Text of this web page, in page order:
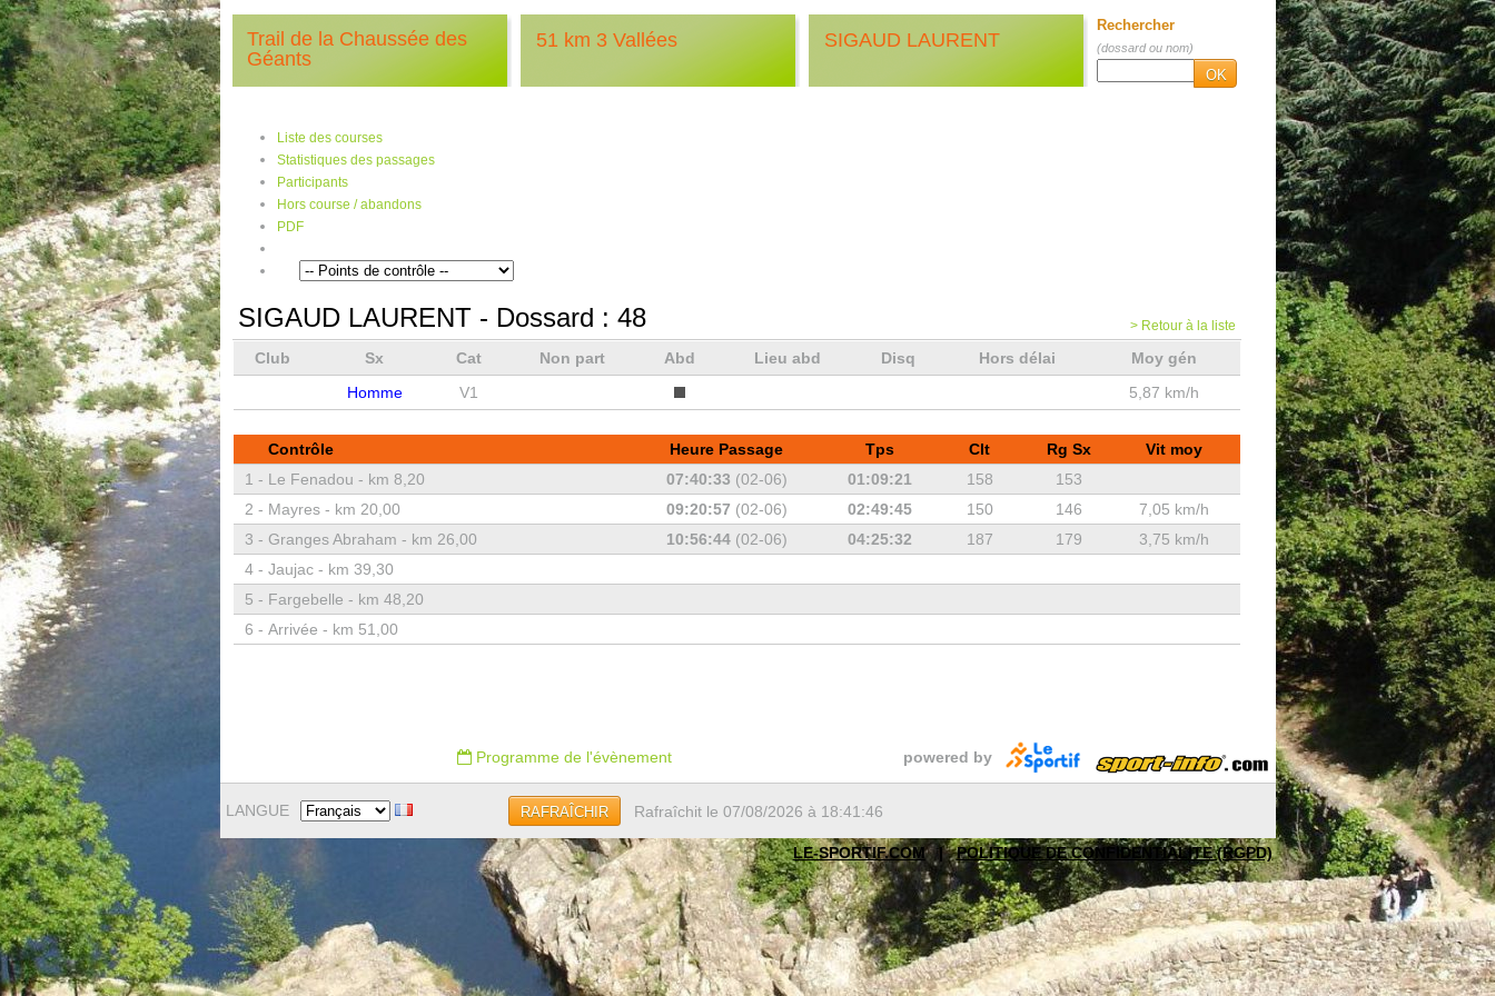
Trail de la Chaussée des
Géants
51 km 3 Vallées SIGAUD LAURENT
Rechercher
(dossard ou nom)
OK
Liste des courses
Statistiques des passages
Participants
Hors course / abandons
PDF
SIGAUD LAURENT- Dossard : 48 > Retour à la liste
Club Sx Cat Non part Abd Lieu abd Disq Hors délai
Moy gén
Homme
V1 5,87 km/h
Contrôle Heure Passage Tps Clt Rg Sx
Vit moy
1 - Le Fenadou - km 8,20 07:40:33 (02-06) 01:09:21 158
153
2 - Mayres - km 20,00 09:20:57 (02-06) 02:49:45 150 146
7,05 km/h
3 - Granges Abraham - km 26,00 10:56:44(02-06) 04:25:32 187 179
3,75 km/h
4 - Jaujac - km 39,30
5 - Fargebelle - km 48,20
6 - Arrivée - km 51,00
Programme de l'évènement powered by
LANGUE RAFRAÎCHIR Rafraîchit le 07/08/2026 à 18:41:46
LE-SPORTIF.COM | POLITIQUE DE CONFIDENTIALITE (RGPD)